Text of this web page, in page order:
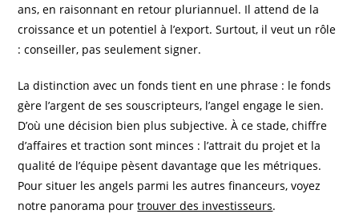
ans, en raisonnant en retour pluriannuel. Il attend de la
croissance et un potentiel à l’export. Surtout, il veut un rôle
: conseiller, pas seulement signer.
La distinction avec un fonds tient en une phrase : le fonds
gère l’argent de ses souscripteurs, l’angel engage le sien.
D’où une décision bien plus subjective. À ce stade, chiffre
d’affaires et traction sont minces : l’attrait du projet et la
qualité de l’équipe pèsent davantage que les métriques.
Pour situer les angels parmi les autres financeurs, voyez
notre panorama pourtrouver des investisseurs.